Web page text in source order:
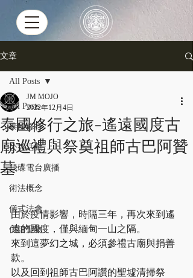
文章
All Posts
泰國修行
公益活動
飛碟電台廣播
術法概念
儀式法會
供請聖物
All Posts
泰國修行之旅-遙遠國度古
廟巡禮與祭奠祖師古巴阿贊
墓
JM MOJO
2022年12月4日
由於疫情影響，時隔三年，再次來到遙
遠的國度，僅與緬甸一山之隔。
來到這夢幻之城，必須參禮古廟與捐善
款。
以及回到祖師古巴阿讚的聖墟清掃祭